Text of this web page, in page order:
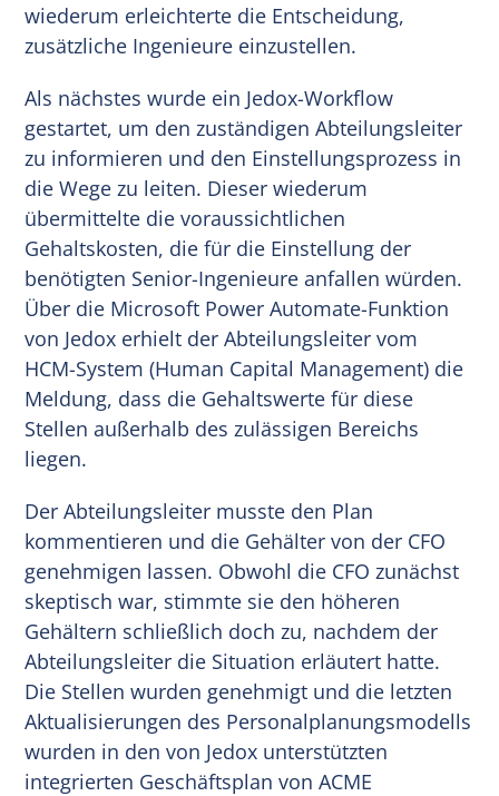
wiederum erleichterte die Entscheidung,
zusätzliche Ingenieure einzustellen.
Als nächstes wurde ein Jedox-Workflow
gestartet, um den zuständigen Abteilungsleiter
zu informieren und den Einstellungsprozess in
die Wege zu leiten. Dieser wiederum
übermittelte die voraussichtlichen
Gehaltskosten, die für die Einstellung der
benötigten Senior-Ingenieure anfallen würden.
Über die Microsoft Power Automate-Funktion
von Jedox erhielt der Abteilungsleiter vom
HCM-System (Human Capital Management) die
Meldung, dass die Gehaltswerte für diese
Stellen außerhalb des zulässigen Bereichs
liegen.
Der Abteilungsleiter musste den Plan
kommentieren und die Gehälter von der CFO
genehmigen lassen. Obwohl die CFO zunächst
skeptisch war, stimmte sie den höheren
Gehältern schließlich doch zu, nachdem der
Abteilungsleiter die Situation erläutert hatte.
Die Stellen wurden genehmigt und die letzten
Aktualisierungen des Personalplanungsmodells
wurden in den von Jedox unterstützten
integrierten Geschäftsplan von ACME